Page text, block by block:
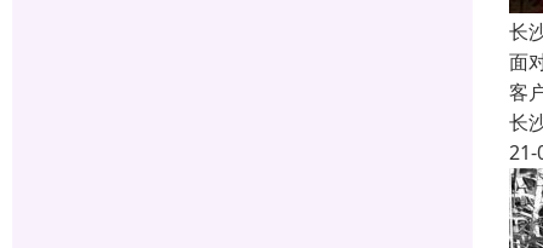
长
面
客
长
21-